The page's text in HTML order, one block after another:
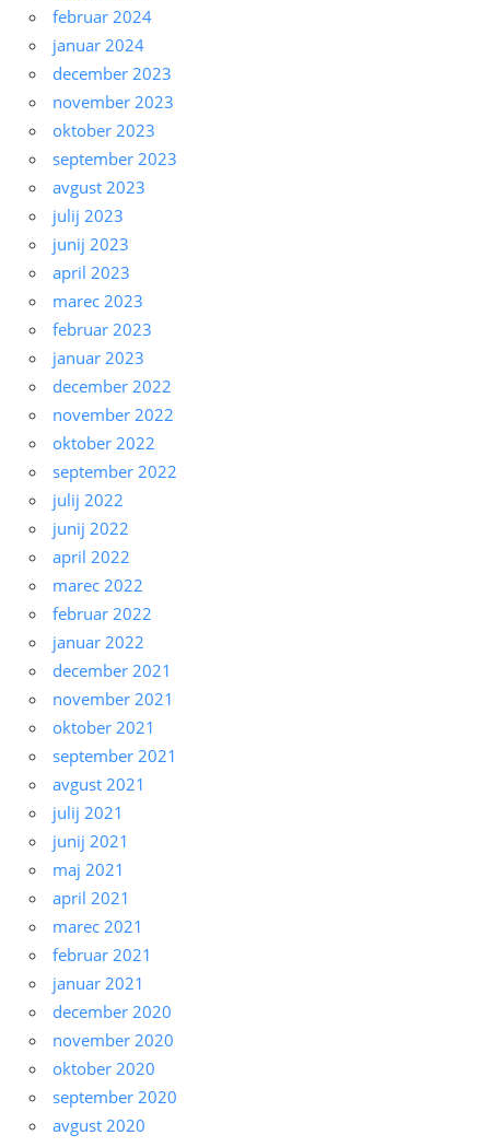
februar 2024
januar 2024
december 2023
november 2023
oktober 2023
september 2023
avgust 2023
julij 2023
junij 2023
april 2023
marec 2023
februar 2023
januar 2023
december 2022
november 2022
oktober 2022
september 2022
julij 2022
junij 2022
april 2022
marec 2022
februar 2022
januar 2022
december 2021
november 2021
oktober 2021
september 2021
avgust 2021
julij 2021
junij 2021
maj 2021
april 2021
marec 2021
februar 2021
januar 2021
december 2020
november 2020
oktober 2020
september 2020
avgust 2020